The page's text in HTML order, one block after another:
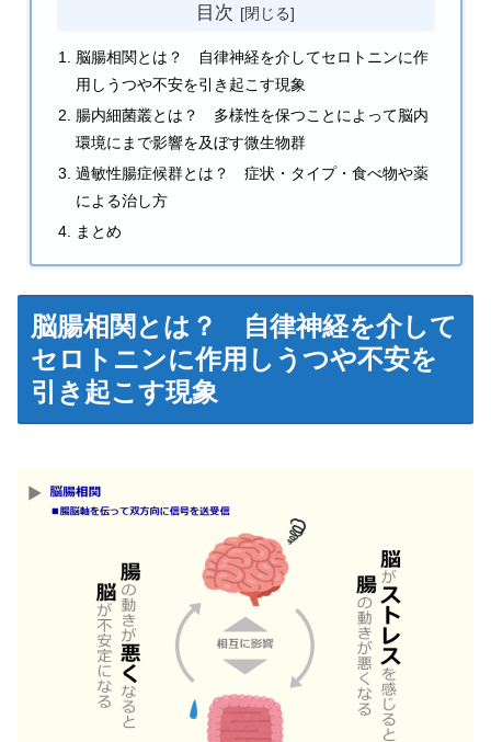
目次
脳腸相関とは？ 自律神経を介してセロトニンに作
用しうつや不安を引き起こす現象
腸内細菌叢とは？ 多様性を保つことによって脳内
環境にまで影響を及ぼす微生物群
過敏性腸症候群とは？ 症状・タイプ・食べ物や薬
による治し方
まとめ
脳腸相関とは？ 自律神経を介して
セロトニンに作用しうつや不安を
引き起こす現象